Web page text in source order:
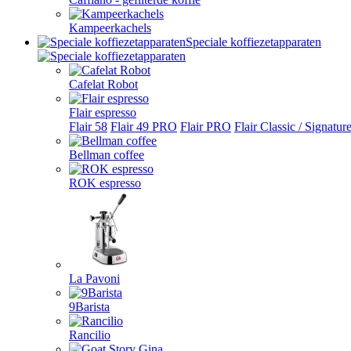
Kampeerkachels
Speciale koffiezetapparaten
Cafelat Robot
Flair espresso
Flair 58 Flair 49 PRO Flair PRO Flair Classic / Signature
Bellman coffee
ROK espresso
La Pavoni
9Barista
Rancilio